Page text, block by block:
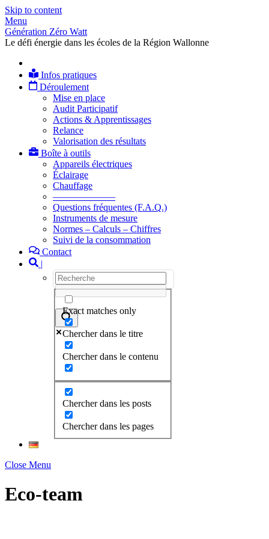
Skip to content
Menu
Génération Zéro Watt
Le défi énergie dans les écoles de la Région Wallonne
Infos pratiques
Déroulement
Mise en place
Audit Participatif
Actions & Apprentissages
Relance
Valorisation des résultats
Boîte à outils
Appareils électriques
Éclairage
Chauffage
——————–
Questions fréquentes (F.A.Q.)
Instruments de mesure
Normes – Calculs – Chiffres
Suivi de la consommation
Contact
|
Exact matches only
Chercher dans le titre
Chercher dans le contenu
Chercher dans les posts
Chercher dans les pages
Close Menu
Eco-team